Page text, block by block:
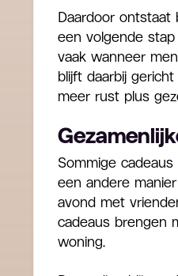
Daardoor
een volgende
vaak wanneer
blijft daarbij
meer rust plus
Sommige
een andere
avond met
cadeaus brengen
woning.